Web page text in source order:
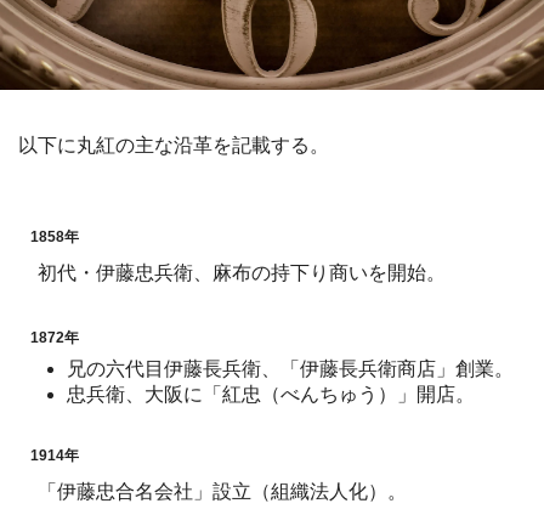
以下に丸紅の主な沿革を記載する。
1858年
初代・伊藤忠兵衛、麻布の持下り商いを開始。
1872年
兄の六代目伊藤長兵衛、「伊藤長兵衛商店」創業。
忠兵衛、大阪に「紅忠（べんちゅう）」開店。
1914年
「伊藤忠合名会社」設立（組織法人化）。